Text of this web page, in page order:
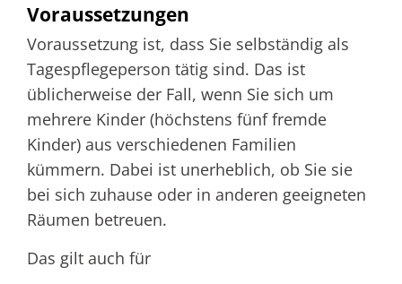
Voraussetzungen
Voraussetzung ist, dass Sie selbständig als
Tagespflegeperson tätig sind. Das ist
üblicherweise der Fall, wenn Sie sich um
mehrere Kinder (höchstens fünf fremde
Kinder) aus verschiedenen Familien
kümmern. Dabei ist unerheblich, ob Sie sie
bei sich zuhause oder in anderen geeigneten
Räumen betreuen.
Das gilt auch für